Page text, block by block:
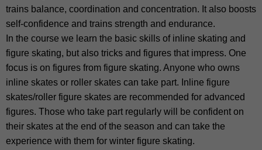
trains balance, coordination and concentration. It also boosts
self-confidence and trains strength and endurance.
In the course we learn the basic skills of inline skating and
figure skating, but also tricks and figures that impress. One
focus is on figures from figure skating. Anyone who owns
inline skates or roller skates can take part. Inline figure
skates/roller figure skates are recommended for advanced
figures. Those who take part regularly will be confident on
their skates at the end of the season and can take the
experience with them for winter figure skating.